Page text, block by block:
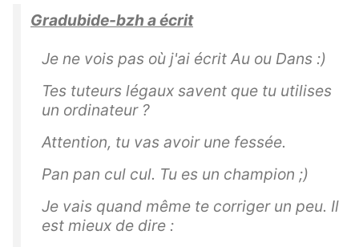
Gradubide-bzh a écrit
Je ne vois pas où j'ai écrit Au ou Dans :)
Tes tuteurs légaux savent que tu utilises
un ordinateur ?
Attention, tu vas avoir une fessée.
Pan pan cul cul. Tu es un champion ;)
Je vais quand même te corriger un peu. Il
est mieux de dire :